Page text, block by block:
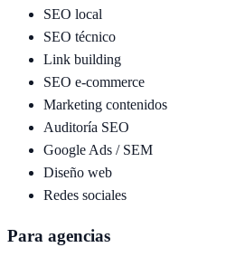
SEO local
SEO técnico
Link building
SEO e-commerce
Marketing contenidos
Auditoría SEO
Google Ads / SEM
Diseño web
Redes sociales
Para agencias